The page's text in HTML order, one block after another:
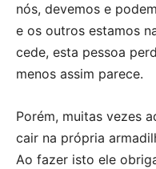
nós, devemos e
e os outros estamos
cede, esta pessoa
menos assim parece.
Porém, muitas vezes
cair na própria
Ao fazer isto ele